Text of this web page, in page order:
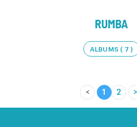
RUMBA
ALBUMS ( 7 )
< 1(current)
2 >